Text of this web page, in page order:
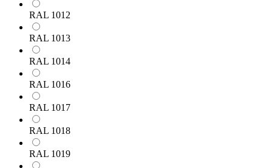
RAL 1012
RAL 1013
RAL 1014
RAL 1016
RAL 1017
RAL 1018
RAL 1019